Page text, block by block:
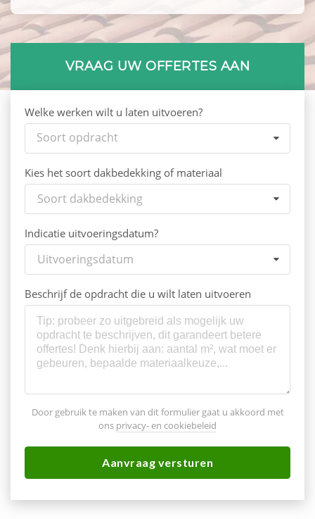
VRAAG UW OFFERTES AAN
Welke werken wilt u laten uitvoeren?
Soort opdracht
Kies het soort dakbedekking of materiaal
Soort dakbedekking
Indicatie uitvoeringsdatum?
Uitvoeringsdatum
Beschrijf de opdracht die u wilt laten uitvoeren
Door gebruik te maken van dit formulier gaat u akkoord met
ons privacy- en cookiebeleid
Aanvraag versturen